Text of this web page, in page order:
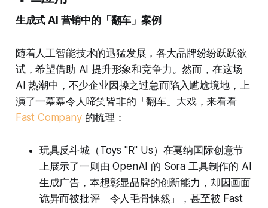
生成式 AI 营销中的「翻车」案例
随着人工智能技术的迅猛发展，各大品牌纷纷跃跃欲
试，希望借助 AI 提升形象和竞争力。然而，在这场
AI 热潮中，不少企业因操之过急而陷入尴尬境地，上
演了一幕幕令人啼笑皆非的「翻车」大戏，来看看
Fast Company的梳理：
玩具反斗城（Toys "R" Us）在戛纳国际创意节
上展示了一则由 OpenAI 的 Sora 工具制作的 AI
生成广告，本想彰显品牌的创新能力，却因画面
诡异而被批评「令人毛骨悚然」，甚至被 Fast